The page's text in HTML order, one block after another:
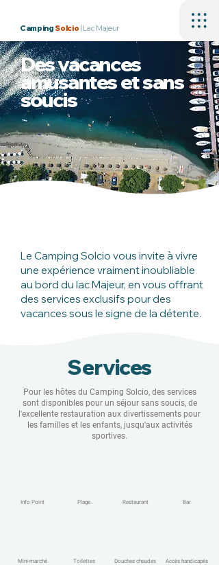
CampingSolcio | Lac Majeur
Des vacances
amusantes et sans
soucis
Le Camping Solcio vous invite à vivre
une expérience vraiment inoubliable
au bord du lac Majeur, en vous offrant
des services exclusifs pour des
vacances sous le signe de la détente.
Services
Pour les hôtes du Camping Solcio, des services
sont disponibles pour un séjour sans soucis, de
l'excellente restauration aux divertissements pour
les familles et les enfants, jusqu'aux activités
sportives.
Info Point
Mini-marché
Plage
Toilettes
Restaurant
Douches chaudes
Bar
Accès handicapés